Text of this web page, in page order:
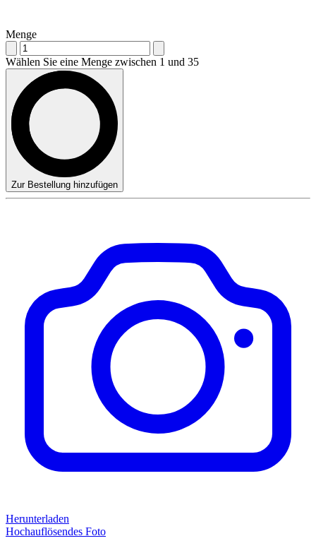
Menge
Wählen Sie eine Menge zwischen 1 und 35
Zur Bestellung hinzufügen
Herunterladen
Hochauflösendes Foto